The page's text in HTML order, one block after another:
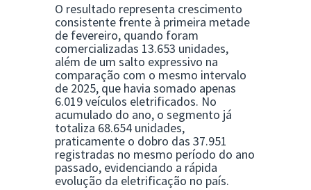
O resultado representa crescimento
consistente frente à primeira metade
de fevereiro, quando foram
comercializadas 13.653 unidades,
além de um salto expressivo na
comparação com o mesmo intervalo
de 2025, que havia somado apenas
6.019 veículos eletrificados. No
acumulado do ano, o segmento já
totaliza 68.654 unidades,
praticamente o dobro das 37.951
registradas no mesmo período do ano
passado, evidenciando a rápida
evolução da eletrificação no país.